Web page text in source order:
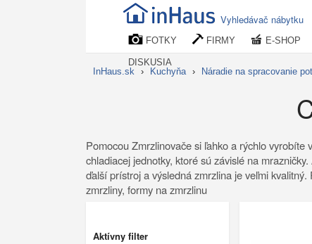
Vyhledávač nábytku
FOTKY FIRMY E-SHOP
DISKUSIA
InHaus.sk › Kuchyňa › Náradie na spracovanie
Pomocou Zmrzlinovače si ľahko a rýchlo
chladiacej jednotky, ktoré sú závislé na
ďalší prístroj a výsledná zmrzlina je veľmi
zmrzliny, formy na zmrzlinu
Aktívny filter